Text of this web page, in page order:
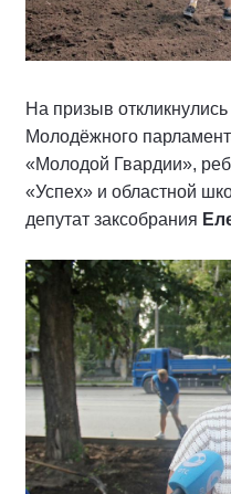
На призыв
Молодёжного
«Молодой Гвардии»,
«Успех» и областной
депутат заксобрания